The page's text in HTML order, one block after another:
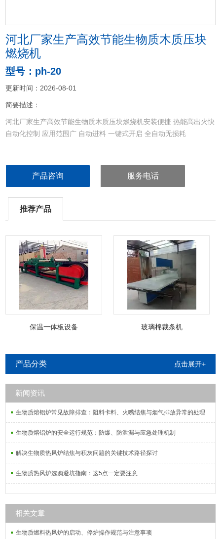
河北厂家生产高效节能生物质木质压块
燃烧机
型号：ph-20
更新时间：2026-08-01
简要描述：
河北厂家生产高效节能生物质木质压块燃烧机安装便捷 热能高出火快
自动化控制 应用范围广 自动进料 一键式开启 全自动无损耗
产品咨询 服务电话
推荐产品
保温一体板设备 玻璃棉裁条机
产品分类 点击展开+
新闻资讯
生物质熔铝炉常见故障排查：阻料卡料、火嘴结焦与烟气排放异常的处理
生物质熔铝炉的安全运行规范：防爆、防泄漏与应急处理机制
解决生物质热风炉结焦与积灰问题的关键技术路径探讨
生物质热风炉选购避坑指南：这5点一定要注意
相关文章
生物质燃料热风炉的启动、停炉操作规范与注意事项